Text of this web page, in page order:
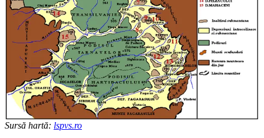
Sursă hartă: lspvs.ro